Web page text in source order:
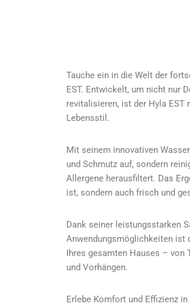
Tauche ein in die Welt der
EST. Entwickelt, um nicht nur
revitalisieren, ist der Hyla EST
Lebensstil.
Mit seinem innovativen
und Schmutz auf, sondern
Allergene herausfiltert. Das
ist, sondern auch frisch und
Dank seiner leistungsstarken
Anwendungsmöglichkeiten ist
Ihres gesamten Hauses – von
und Vorhängen.
Erlebe Komfort und Effizienz